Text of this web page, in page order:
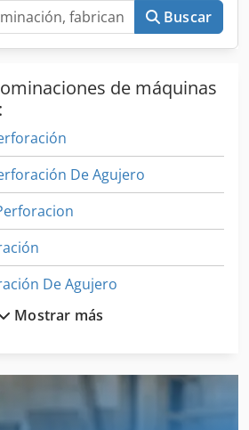
Buscar
de máquinas
De Agujero
De Agujero
De Hardware
Automáticas
Mostrar más